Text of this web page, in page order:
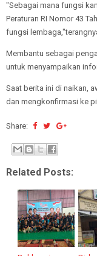
"Sebagai mana fungsi
Peraturan RI Nomor 43
fungsi
Membantu sebagai
untuk menyampaikan
Saat berita ini di naikan,
dan mengkonfirmasi ke
Share:
Related Posts: